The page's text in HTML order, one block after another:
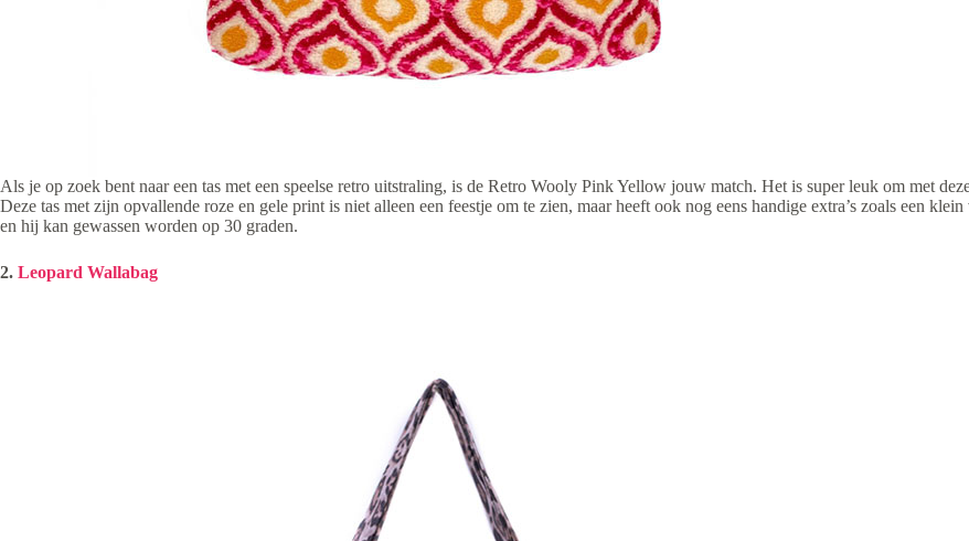
Als je op zoek bent naar een tas met een speelse retro uitstraling, is de Retro Wooly Pink Yellow jouw match. Het is super leuk om met
Deze tas met zijn opvallende roze en gele print is niet alleen een feestje om te zien, maar heeft ook nog eens handige extra’s zoals een
en hij kan gewassen worden op 30 graden.
2. Leopard Wallabag